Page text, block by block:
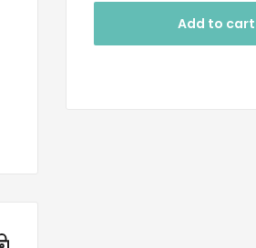
Add to cart